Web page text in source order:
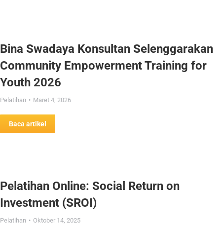
Bina Swadaya Konsultan Selenggarakan
Community Empowerment Training for
Youth 2026
Pelatihan Maret 4, 2026
Baca artikel
Pelatihan Online: Social Return on
Investment (SROI)
Pelatihan Oktober 14, 2025